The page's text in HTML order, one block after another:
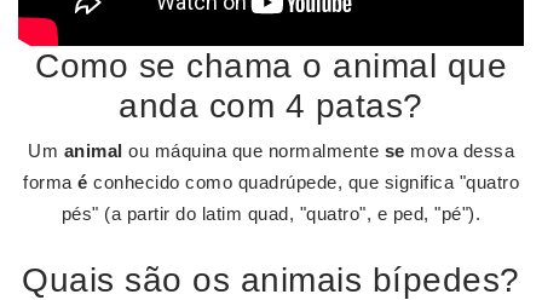
Como se chama o animal que
anda com 4 patas?
Um animal ou máquina que normalmente se mova dessa
forma é conhecido como quadrúpede, que significa "quatro
pés" (a partir do latim quad, "quatro", e ped, "pé").
Quais são os animais bípedes?